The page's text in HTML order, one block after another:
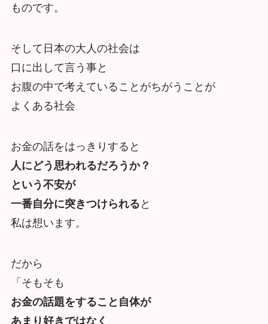
ものです。
そして日本の大人の社会は
口に出して言う事と
お腹の中で考えていることがちがうことが
よくある社会
お金の話をはっきりすると
人にどう思われるだろうか？
という 不安が
一番自分に突きつけられる と
私は想います。
だから
「そもそも
お金の話題をすること自体が
あまり好きではなく 、